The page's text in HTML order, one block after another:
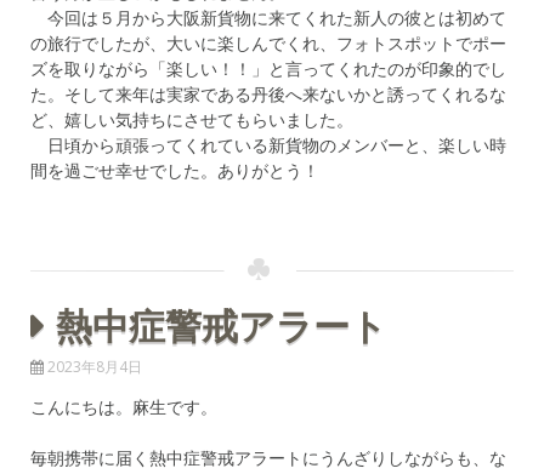
今回は５月から大阪新貨物に来てくれた新人の彼とは初めて
の旅行でしたが、大いに楽しんでくれ、フォトスポットでポー
ズを取りながら「楽しい！！」と言ってくれたのが印象的でし
た。そして来年は実家である丹後へ来ないかと誘ってくれるな
ど、嬉しい気持ちにさせてもらいました。
日頃から頑張ってくれている新貨物のメンバーと、楽しい時
間を過ごせ幸せでした。ありがとう！
熱中症警戒アラート
2023年8月4日
こんにちは。麻生です。
毎朝携帯に届く熱中症警戒アラートにうんざりしながらも、な